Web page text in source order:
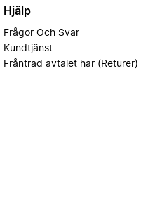
Hjälp
Frågor Och Svar
Kundtjänst
Frånträd avtalet här (Returer)